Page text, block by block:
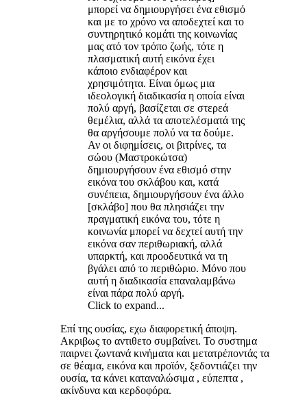
μπορεί να δημιουργήσει ένα εθισμό
και με το χρόνο να αποδεχτεί και το
συντηρητικό κομάτι της κοινωνίας
μας ατό τον τρόπο ζωής, τότε η
πλασματική αυτή εικόνα έχει
κάποιο ενδιαφέρον και
χρησιμότητα. Είναι όμως μια
ιδεολογική διαδικασία η οποία είναι
πολύ αργή, βασίζεται σε στερεά
θεμέλια, αλλά τα αποτελέσματά της
θα αργήσουμε πολύ να τα δούμε.
Αν οι διφημίσεις, οι βιτρίνες, τα
σώου (Μαστροκώτσα)
δημιουργήσουν ένα εθισμό στην
εικόνα του σκλάβου και, κατά
συνέπεια, δημιουργήσουν ένα άλλο
[σκλάβο] που θα πλησιάζει την
πραγματική εικόνα του, τότε η
κοινωνία μπορεί να δεχτεί αυτή την
εικόνα σαν περιθωριακή, αλλά
υπαρκτή, και προοδευτικά να τη
βγάλει από το περιθώριο. Μόνο που
αυτή η διαδικασία επαναλαμβάνω
είναι πάρα πολύ αργή.
Click to expand...
Επί της ουσίας, εχω διαφορετική άποψη.
Ακριβως το αντιθετο συμβαίνει. Το συστημα
παιρνει ζωντανά κινήματα και μετατρέποντάς τα
σε θέαμα, εικόνα και προϊόν, ξεδοντιάζει την
ουσία, τα κάνει καταναλώσιμα , εύπεπτα ,
ακίνδυνα και κερδοφόρα.